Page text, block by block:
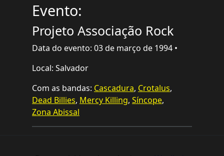
Evento:
Projeto Associação Rock
Data do evento: 03 de março de 1994 •
Local: Salvador
Com as bandas: Cascadura, Crotalus,
Dead Billies, Mercy Killing, Síncope,
Zona Abissal